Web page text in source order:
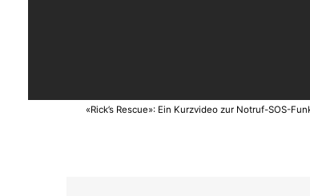
«Rick’s Rescue»: Ein Kurzvideo zur Notruf-SOS-